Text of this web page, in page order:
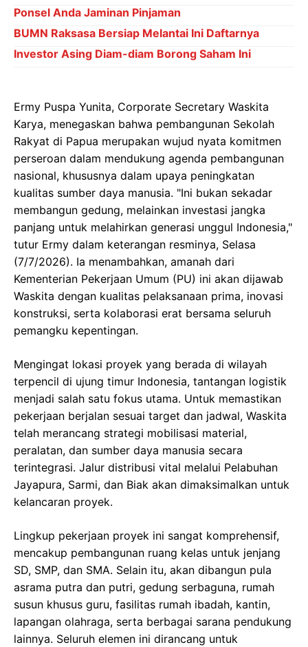
Ponsel Anda Jaminan Pinjaman
BUMN Raksasa Bersiap Melantai Ini Daftarnya
Investor Asing Diam-diam Borong Saham Ini
Ermy Puspa Yunita, Corporate Secretary Waskita
Karya, menegaskan bahwa pembangunan Sekolah
Rakyat di Papua merupakan wujud nyata komitmen
perseroan dalam mendukung agenda pembangunan
nasional, khususnya dalam upaya peningkatan
kualitas sumber daya manusia. "Ini bukan sekadar
membangun gedung, melainkan investasi jangka
panjang untuk melahirkan generasi unggul Indonesia,"
tutur Ermy dalam keterangan resminya, Selasa
(7/7/2026). Ia menambahkan, amanah dari
Kementerian Pekerjaan Umum (PU) ini akan dijawab
Waskita dengan kualitas pelaksanaan prima, inovasi
konstruksi, serta kolaborasi erat bersama seluruh
pemangku kepentingan.
Mengingat lokasi proyek yang berada di wilayah
terpencil di ujung timur Indonesia, tantangan logistik
menjadi salah satu fokus utama. Untuk memastikan
pekerjaan berjalan sesuai target dan jadwal, Waskita
telah merancang strategi mobilisasi material,
peralatan, dan sumber daya manusia secara
terintegrasi. Jalur distribusi vital melalui Pelabuhan
Jayapura, Sarmi, dan Biak akan dimaksimalkan untuk
kelancaran proyek.
Lingkup pekerjaan proyek ini sangat komprehensif,
mencakup pembangunan ruang kelas untuk jenjang
SD, SMP, dan SMA. Selain itu, akan dibangun pula
asrama putra dan putri, gedung serbaguna, rumah
susun khusus guru, fasilitas rumah ibadah, kantin,
lapangan olahraga, serta berbagai sarana pendukung
lainnya. Seluruh elemen ini dirancang untuk